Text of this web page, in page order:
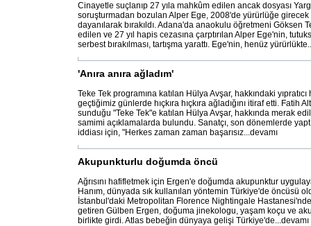
Cinayetle suçlanıp 27 yıla mahkûm edilen ancak dosyası
soruşturmadan bozulan Alper Ege, 2008'de yürürlüğe
dayanılarak bırakıldı. Adana'da anaokulu öğretmeni Göksen
edilen ve 27 yıl hapis cezasına çarptırılan Alper Ege'nin,
serbest bırakılması, tartışma yarattı. Ege'nin, henüz
'Anıra anıra ağladım'
Teke Tek programına katılan Hülya Avşar, hakkındaki
geçtiğimiz günlerde hıçkıra hıçkıra ağladığını itiraf etti. Fatih
sunduğu "Teke Tek"e katılan Hülya Avşar, hakkında merak
samimi açıklamalarda bulundu. Sanatçı, son dönemlerde
iddiası için, "Herkes zaman zaman başarısız...devamı
Akupunkturlu doğumda öncü
Ağrısını hafifletmek için Ergen'e doğumda akupunktur
Hanım, dünyada sık kullanılan yöntemin Türkiye'de öncüsü
İstanbul'daki Metropolitan Florence Nightingale
getiren Gülben Ergen, doğuma jinekologu, yaşam koçu ve
birlikte girdi. Atlas bebeğin dünyaya gelişi Türkiye'de...devamı